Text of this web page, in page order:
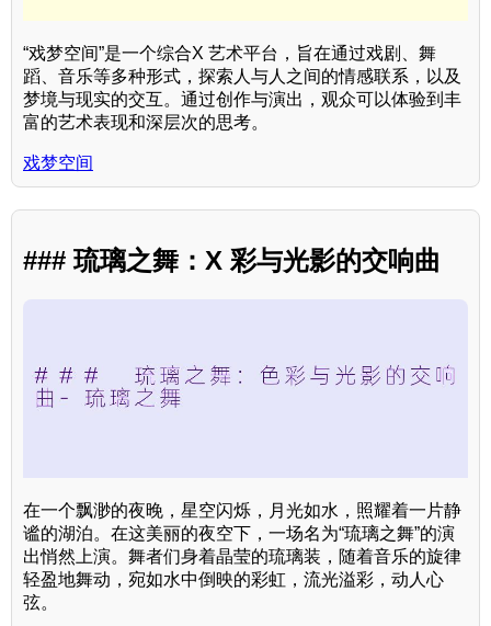
“戏梦空间”是一个综合X 艺术平台，旨在通过戏剧、舞
蹈、音乐等多种形式，探索人与人之间的情感联系，以及
梦境与现实的交互。通过创作与演出，观众可以体验到丰
富的艺术表现和深层次的思考。
戏梦空间
### 琉璃之舞：X 彩与光影的交响曲
在一个飘渺的夜晚，星空闪烁，月光如水，照耀着一片静
谧的湖泊。在这美丽的夜空下，一场名为“琉璃之舞”的演
出悄然上演。舞者们身着晶莹的琉璃装，随着音乐的旋律
轻盈地舞动，宛如水中倒映的彩虹，流光溢彩，动人心
弦。